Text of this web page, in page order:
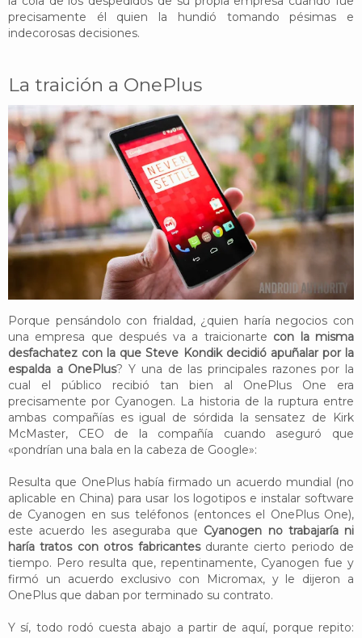
precisamente él quien la hundió tomando pésimas e
indecorosas decisiones.
La traición a OnePlus
Porque pensándolo con frialdad, ¿quien haría negocios con
una empresa que después va a traicionarte con la misma
desfachatez con la que Steve Kondik decidió apuñalar por la
espalda a OnePlus? Y una de las principales razones por la
cual el público recibió tan bien al OnePlus One era
precisamente por Cyanogen. La historia de la ruptura entre
ambas compañías es igual de sórdida la sensatez de Kirk
McMaster, CEO de la compañía cuando aseguró que
«pondrían una bala en la cabeza de Google»:
Resulta que OnePlus había firmado un acuerdo mundial (no
aplicable en China) para usar los logotipos e instalar software
de Cyanogen en sus teléfonos (entonces el OnePlus One),
este acuerdo les aseguraba que Cyanogen no trabajaría ni
haría tratos con otros fabricantesdurante cierto periodo de
tiempo. Pero resulta que, repentinamente, Cyanogen fue y
firmó un acuerdo exclusivo con Micromax, y le dijeron a
OnePlus que daban por terminado su contrato.
Y sí, todo rodó cuesta abajo a partir de aquí, porque repito: